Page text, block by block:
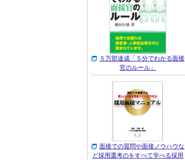
５万部達成「５分でわかる面接
官のルール」
面接での質問や面接ノウハウな
ど採用選考のをすべて学べる採用